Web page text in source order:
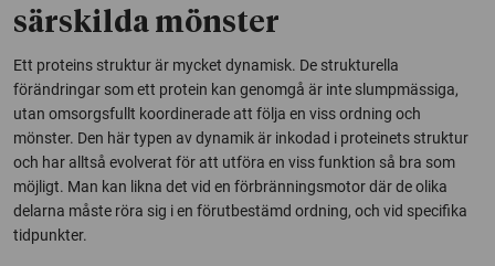
särskilda mönster
Ett proteins struktur är mycket dynamisk. De strukturella
förändringar som ett protein kan genomgå är inte slumpmässiga,
utan omsorgsfullt koordinerade att följa en viss ordning och
mönster. Den här typen av dynamik är inkodad i proteinets struktur
och har alltså evolverat för att utföra en viss funktion så bra som
möjligt. Man kan likna det vid en förbränningsmotor där de olika
delarna måste röra sig i en förutbestämd ordning, och vid specifika
tidpunkter.